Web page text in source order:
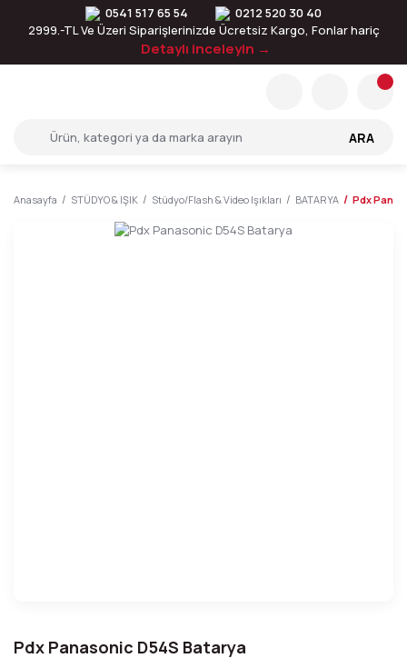
0541 517 65 54
0212 520 30 40
2999.-TL Ve Üzeri Siparişlerinizde Ücretsiz Kargo, Fonlar hariç
Detaylı inceleyin →
ARA
Anasayfa STÜDYO & IŞIK Stüdyo/Flash & Video Işıkları BATARYA Pdx
Pdx Panasonic D54S Batarya